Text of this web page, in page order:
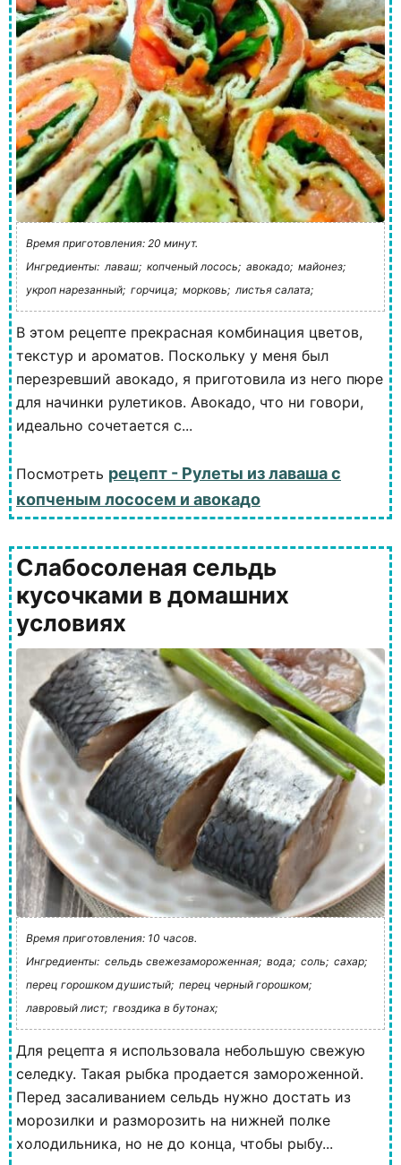
Время приготовления: 20 минут.
Ингредиенты: лаваш; копченый лосось; авокадо; майонез;
укроп нарезанный; горчица; морковь; листья салата;
В этом рецепте прекрасная комбинация цветов,
текстур и ароматов. Поскольку у меня был
перезревший авокадо, я приготовила из него пюре
для начинки рулетиков. Авокадо, что ни говори,
идеально сочетается с...
Посмотреть рецепт - Рулеты из лаваша с
копченым лососем и авокадо
Слабосоленая сельдь
кусочками в домашних
условиях
Время приготовления: 10 часов.
Ингредиенты: сельдь свежезамороженная; вода; соль; сахар;
перец горошком душистый; перец черный горошком;
лавровый лист; гвоздика в бутонах;
Для рецепта я использовала небольшую свежую
селедку. Такая рыбка продается замороженной.
Перед засаливанием сельдь нужно достать из
морозилки и разморозить на нижней полке
холодильника, но не до конца, чтобы рыбу...